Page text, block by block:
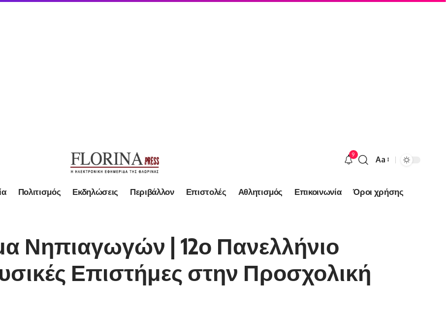
9
Font
Aa
Πολιτισμός Εκδηλώσεις Περιβάλλον Επιστολές Αθλητισμός Επικοινωνία Όροι χρήσης
Νηπιαγωγών | 12ο Πανελλήνιο
Επιστήμες στην Προσχολική